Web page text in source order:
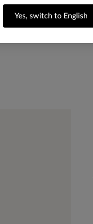
Yes, switch to English